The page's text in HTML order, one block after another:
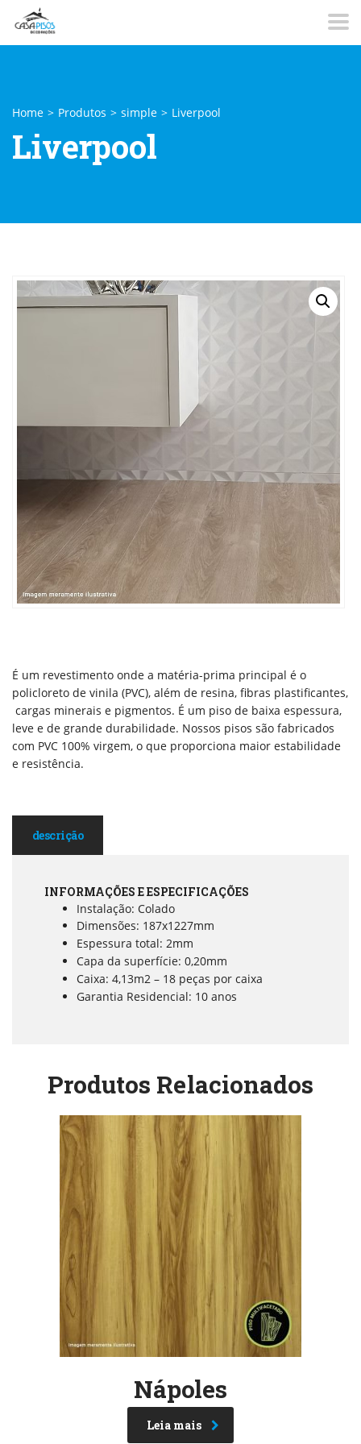
Home > Produtos > simple > Liverpool
Liverpool
É um revestimento onde a matéria-prima principal é o
policloreto de vinila (PVC), além de resina, fibras plastificantes,
cargas minerais e pigmentos. É um piso de baixa espessura,
leve e de grande durabilidade. Nossos pisos são fabricados
com PVC 100% virgem, o que proporciona maior estabilidade
e resistência.
descrição
INFORMAÇÕES E ESPECIFICAÇÕES
Instalação: Colado
Dimensões: 187x1227mm
Espessura total: 2mm
Capa da superfície: 0,20mm
Caixa: 4,13m2 – 18 peças por caixa
Garantia Residencial: 10 anos
Produtos Relacionados
Nápoles
Leia mais